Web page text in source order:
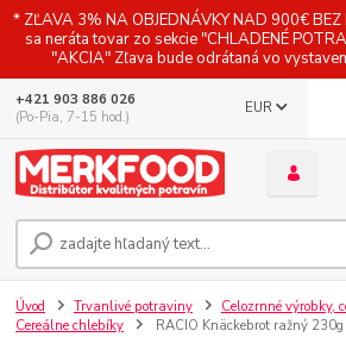
* ZĽAVA 3% NA OBJEDNÁVKY NAD 900€
sa neráta tovar zo sekcie "CHLADENÉ
"AKCIA" Zľava bude odrátaná vo
EUR
+421 903 886 026
(Po-Pia, 7-15 hod.)
Úvod Trvanlivé potraviny
Celozrnné výrobky,
Cereálne chlebíky
RACIO Knäckebrot ražný